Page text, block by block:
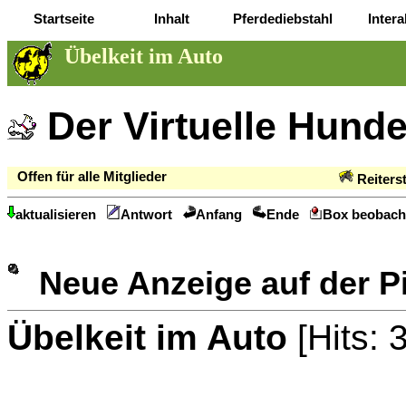
Startseite Inhalt Pferdediebstahl
Übelkeit im Auto
Der Virtuelle
Offen für alle Mitglieder
aktualisieren Antwort Anfang Ende Box
Neue Anzeige auf der
Übelkeit im Auto [Hits: